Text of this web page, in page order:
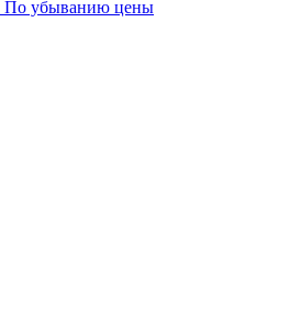
По убыванию цены